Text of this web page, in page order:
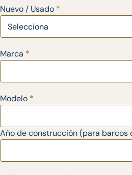
Nuevo / Usado *
Marca *
Modelo *
Año de construcción (para barcos